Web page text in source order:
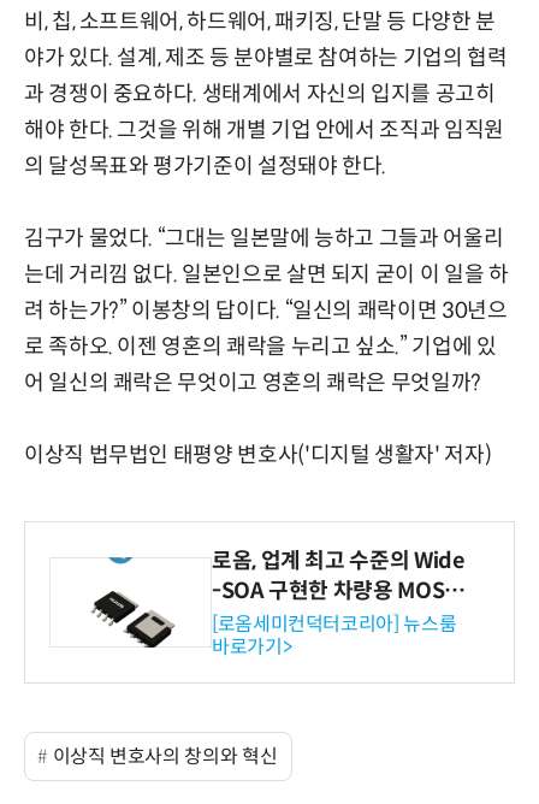
비, 칩, 소프트웨어, 하드웨어, 패키징, 단말 등 다양한 분
야가 있다. 설계, 제조 등 분야별로 참여하는 기업의 협력
과 경쟁이 중요하다. 생태계에서 자신의 입지를 공고히
해야 한다. 그것을 위해 개별 기업 안에서 조직과 임직원
의 달성목표와 평가기준이 설정돼야 한다.
김구가 물었다. “그대는 일본말에 능하고 그들과 어울리
는데 거리낌 없다. 일본인으로 살면 되지 굳이 이 일을 하
려 하는가?” 이봉창의 답이다. “일신의 쾌락이면 30년으
로 족하오. 이젠 영혼의 쾌락을 누리고 싶소.” 기업에 있
어 일신의 쾌락은 무엇이고 영혼의 쾌락은 무엇일까?
이상직 법무법인 태평양 변호사('디지털 생활자' 저자)
로옴, 업계 최고 수준의 Wide
-SOA 구현한 차량용 MOSF
ET 개발
[로옴세미컨덕터코리아] 뉴스룸
바로가기>
이상직 변호사의 창의와 혁신